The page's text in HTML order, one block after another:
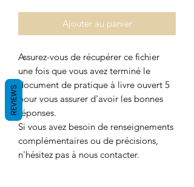
Ajouter au panier
Assurez-vous de récupérer ce fichier
une fois que vous avez terminé le
document de pratique à livre ouvert 5
pour vous assurer d'avoir les bonnes
réponses.
Si vous avez besoin de renseignements
complémentaires ou de précisions,
n'hésitez pas à nous contacter.
REVIEWS